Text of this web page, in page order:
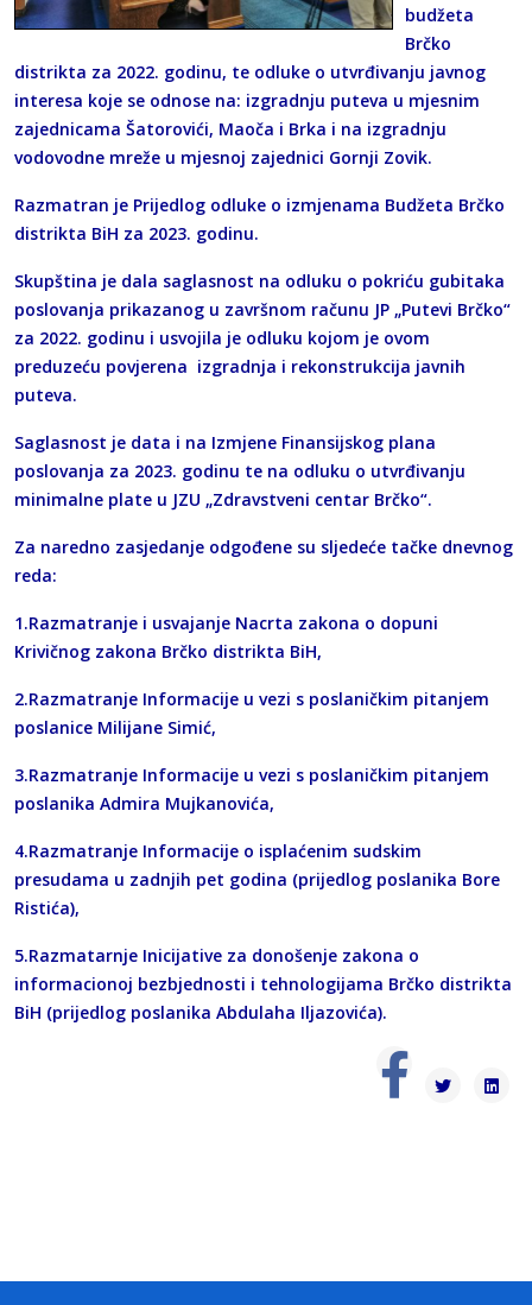
budžeta
Brčko
distrikta za 2022. godinu, te odluke o utvrđivanju javnog
interesa koje se odnose na: izgradnju puteva u mjesnim
zajednicama Šatorovići, Maoča i Brka i na izgradnju
vodovodne mreže u mjesnoj zajednici Gornji Zovik.
Razmatran je Prijedlog odluke o izmjenama Budžeta Brčko
distrikta BiH za 2023. godinu.
Skupština je dala saglasnost na odluku o pokriću gubitaka
poslovanja prikazanog u završnom računu JP „Putevi Brčko“
za 2022. godinu i usvojila je odluku kojom je ovom
preduzeću povjerena izgradnja i rekonstrukcija javnih
puteva.
Saglasnost je data i na Izmjene Finansijskog plana
poslovanja za 2023. godinu te na odluku o utvrđivanju
minimalne plate u JZU „Zdravstveni centar Brčko“.
Za naredno zasjedanje odgođene su sljedeće tačke dnevnog
reda:
1.Razmatranje i usvajanje Nacrta zakona o dopuni
Krivičnog zakona Brčko distrikta BiH,
2.Razmatranje Informacije u vezi s poslaničkim pitanjem
poslanice Milijane Simić,
3.Razmatranje Informacije u vezi s poslaničkim pitanjem
poslanika Admira Mujkanovića,
4.Razmatranje Informacije o isplaćenim sudskim
presudama u zadnjih pet godina (prijedlog poslanika Bore
Ristića),
5.Razmatarnje Inicijative za donošenje zakona o
informacionoj bezbjednosti i tehnologijama Brčko distrikta
BiH (prijedlog poslanika Abdulaha Iljazovića).